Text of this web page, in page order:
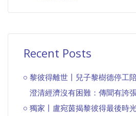
Recent Posts
黎彼得離世丨兒子黎樹德停工
澄清經濟沒有困難：傳聞有誇
獨家丨盧宛茵揭黎彼得最後時